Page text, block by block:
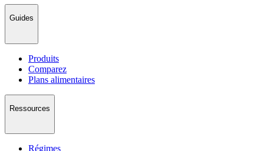
Guides
Produits
Comparez
Plans alimentaires
Ressources
Régimes